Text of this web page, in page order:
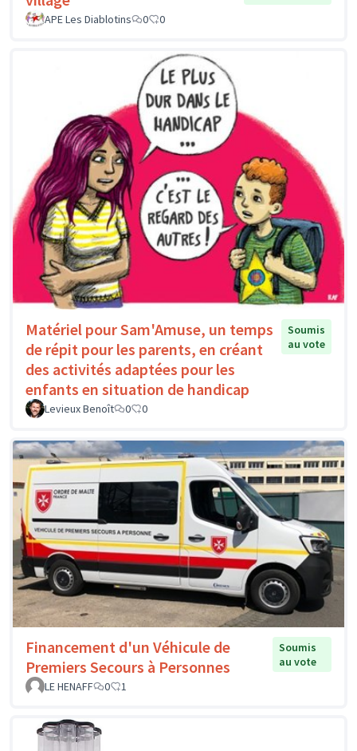
APE Les Diablotins
0 0
Matériel pour Sam'Amuse, un temps
de répit pour les parents, en créant
des activités adaptées pour les
enfants en situation de handicap
Soumis
au vote
Levieux Benoît 0 0
Financement d'un Véhicule de
Premiers Secours à Personnes
Soumis
au vote
LE HENAFF
0 1